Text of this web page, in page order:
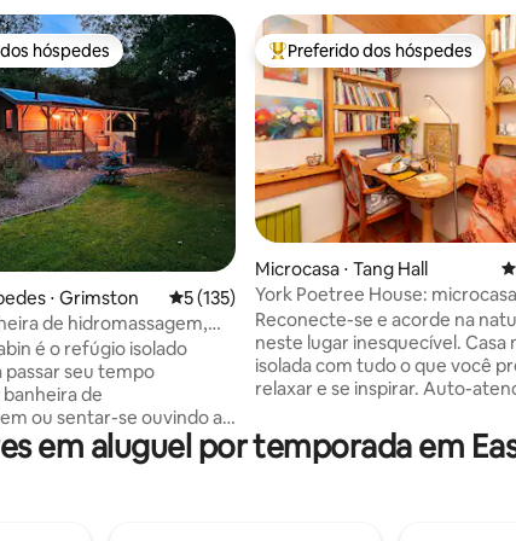
de 5, 144 avaliações
preferidos dos hóspedes
hóspedes
⋅ Grimston 5 de uma avaliação média de 5, 135
5 (135)
de hidromassagem,
privativo seguro, mar.
é o refúgio isolado
seu tempo
de
ou sentar-se ouvindo a
de lata em uma cadeira
nossa bela varanda. No
Entre os melhores preferidos
Preferido dos hóspedes
Microcasa ⋅ Tang Hall
York Poetree House:
árvore para uma pessoa
Reconecte-se e acorde na
neste lugar inesquecível. Casa
isolada com tudo o que você
relaxar e se inspirar. Auto-
anfitrião (um chef profissional)
experimente um dos muitos
em aluguel por temporada em